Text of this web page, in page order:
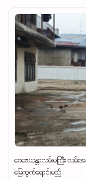
ဝေဇေယန္တာလမ်းမကြီး လမ်
မြေကွက်ရောင်းမည်